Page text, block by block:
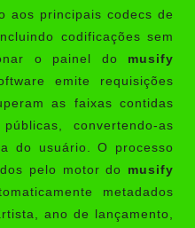
aos principais codecs de
codificações sem
o painel do musify
emite requisições
as faixas contidas
convertendo-as
do usuário. O processo
pelo motor do musify
metadados
ano de lançamento,